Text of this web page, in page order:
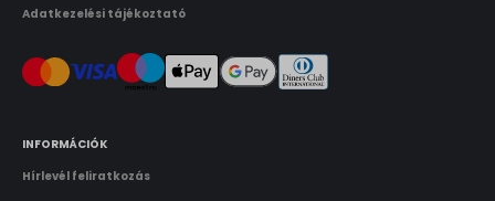
Adatkezelési tájékoztató
INFORMÁCIÓK
Hírlevél feliratkozás